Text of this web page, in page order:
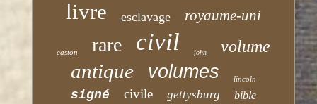
livre esclavage royaume-uni
easton rare civil john volume
antique volumes lincoln
signé civile gettysburg bible